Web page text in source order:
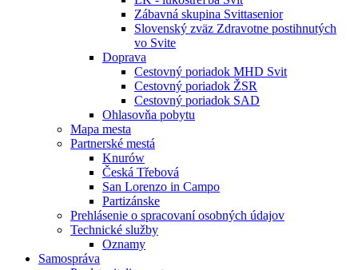
Zábavná skupina Svittasenior
Slovenský zväz Zdravotne postihnutých
vo Svite
Doprava
Cestovný poriadok MHD Svit
Cestovný poriadok ŽSR
Cestovný poriadok SAD
Ohlasovňa pobytu
Mapa mesta
Partnerské mestá
Knurów
Česká Třebová
San Lorenzo in Campo
Partizánske
Prehlásenie o spracovaní osobných údajov
Technické služby
Oznamy
Samospráva